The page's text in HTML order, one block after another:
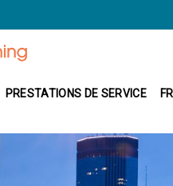
PRESTATIONS DE SERVICE